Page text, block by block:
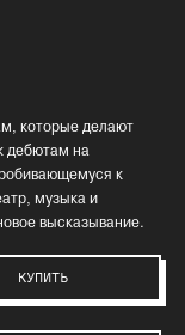
которые делают
дебютам на
к
музыка и
высказывание.
КУПИТЬ